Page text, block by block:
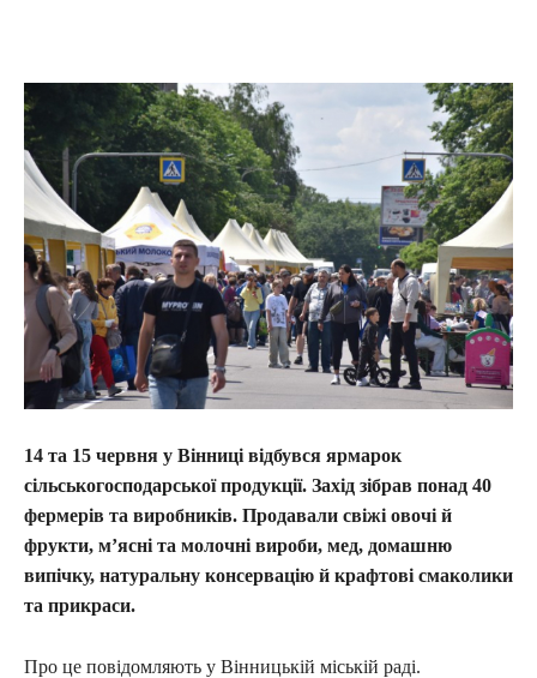
14 та 15 червня у Вінниці відбувся ярмарок
сільськогосподарської продукції. Захід зібрав понад 40
фермерів та виробників. Продавали свіжі овочі й
фрукти, м’ясні та молочні вироби, мед, домашню
випічку, натуральну консервацію й крафтові смаколики
та прикраси.
Про це повідомляють у Вінницькій міській раді.